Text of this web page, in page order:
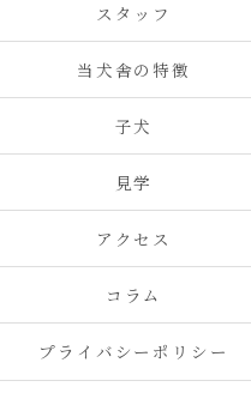
スタッフ
当犬舎の特徴
子犬
見学
アクセス
コラム
プライバシーポリシー